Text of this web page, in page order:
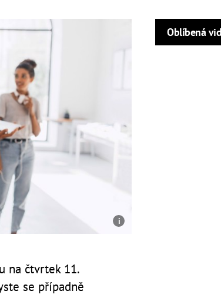
na čtvrtek 11.
se případně
Oblíbená